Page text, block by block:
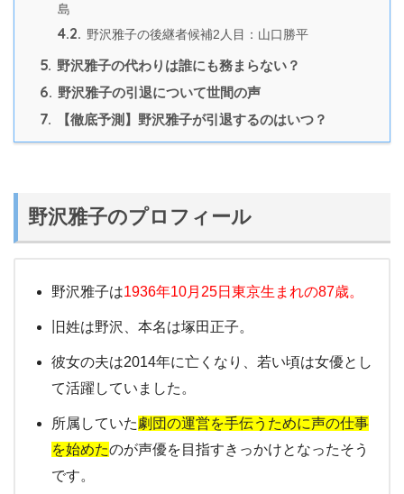
島
4.2. 野沢雅子の後継者候補2人目：山口勝平
5. 野沢雅子の代わりは誰にも務まらない？
6. 野沢雅子の引退について世間の声
7. 【徹底予測】野沢雅子が引退するのはいつ？
野沢雅子のプロフィール
野沢雅子は1936年10月25日東京生まれの87歳。
旧姓は野沢、本名は塚田正子。
彼女の夫は2014年に亡くなり、若い頃は女優とし
て活躍していました。
所属していた劇団の運営を手伝うために声の仕事
を始めたのが声優を目指すきっかけとなったそう
です。